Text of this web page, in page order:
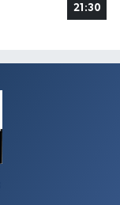
21:30